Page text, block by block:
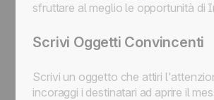
sfruttare al meglio le opportunità di
Scrivi Oggetti Convincenti
Scrivi un oggetto che attiri
incoraggi i destinatari ad aprire il